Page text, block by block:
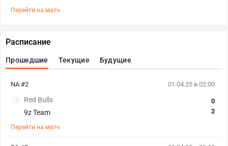
Перейти на матч
Расписание
Прошедшие Текущие Будущие
01.04.25 в 02:00
Red Bulls
9z Team
0
2
Перейти на матч
NA #2